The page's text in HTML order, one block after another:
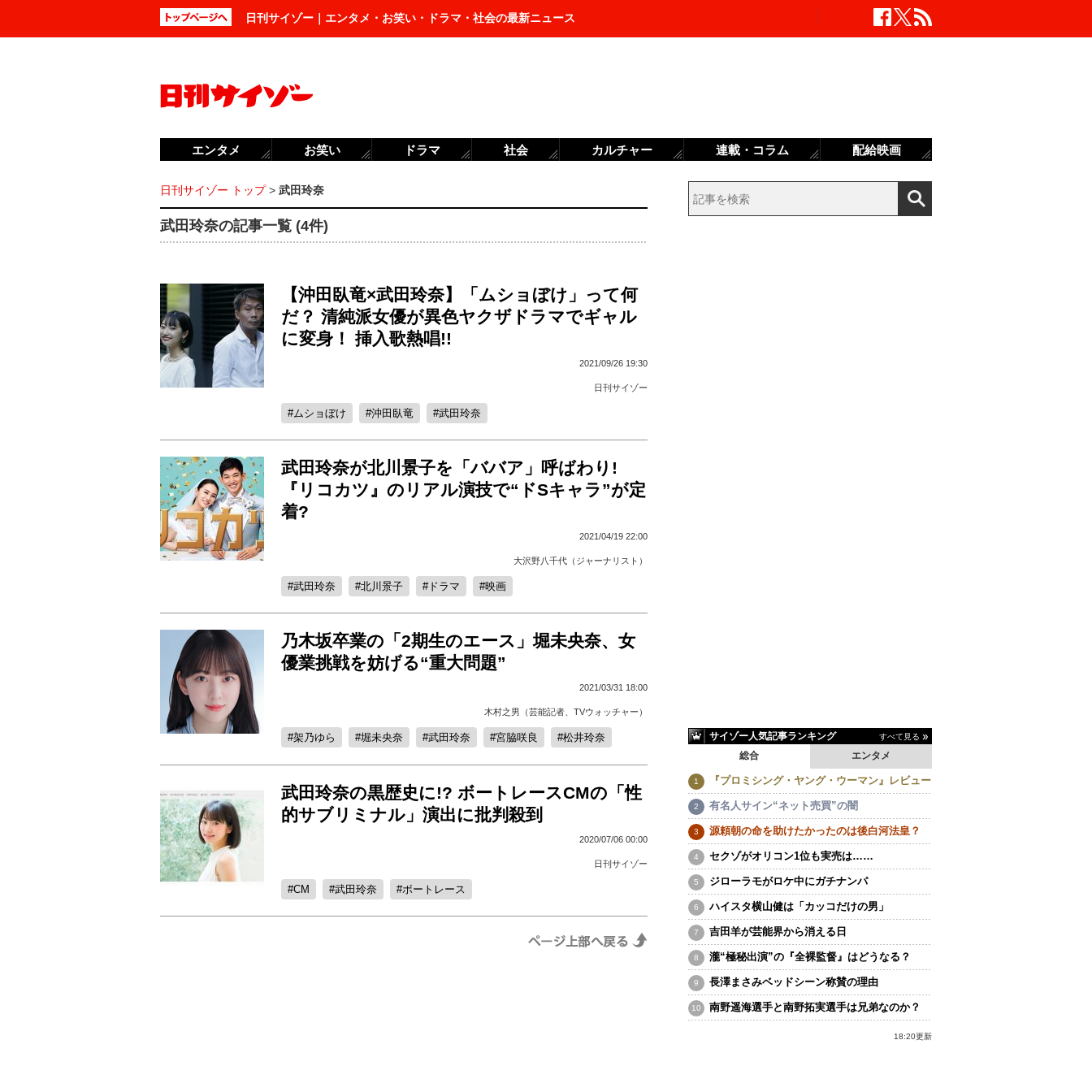
日刊サイゾー｜エンタメ・お笑い・ドラマ・社会の最新ニュース
日刊サイゾー トップ> 武田玲奈
武田玲奈の記事一覧 (4件)
【沖田臥竜×武田玲奈】「ムショぼけ」って何
だ？ 清純派女優が異色ヤクザドラマでギャル
に変身！ 挿入歌熱唱!!
2021/09/26 19:30
日刊サイゾー
ムショぼけ 沖田臥竜 武田玲奈
武田玲奈が北川景子を「ババア」呼ばわり!
『リコカツ』のリアル演技で“ドSキャラ”が定
着?
2021/04/19 22:00
大沢野八千代（ジャーナリスト）
武田玲奈 北川景子 ドラマ 映画
乃木坂卒業の「2期生のエース」堀未央奈、女
優業挑戦を妨げる“重大問題”
2021/03/31 18:00
木村之男（芸能記者、TVウォッチャー）
架乃ゆら 堀未央奈 武田玲奈 宮脇咲良 松井玲奈
武田玲奈の黒歴史に!? ボートレースCMの「性
的サブリミナル」演出に批判殺到
2020/07/06 00:00
日刊サイゾー
CM 武田玲奈 ボートレース
サイゾー人気記事ランキング すべて見る
エンタメ
総合
『プロミシング・ヤング・ウーマン』レビュー
有名人サイン“ネット売買”の闇
源頼朝の命を助けたかったのは後白河法皇？
セクゾがオリコン1位も実売は……
ジローラモがロケ中にガチナンパ
ハイスタ横山健は「カッコだけの男」
吉田羊が芸能界から消える日
瀧“極秘出演”の『全裸監督』はどうなる？
長澤まさみベッドシーン称賛の理由
南野遥海選手と南野拓実選手は兄弟なのか？
18:20更新
エンタメ お笑い ドラマ 社会 カルチャー 連載・コラム 配給映画